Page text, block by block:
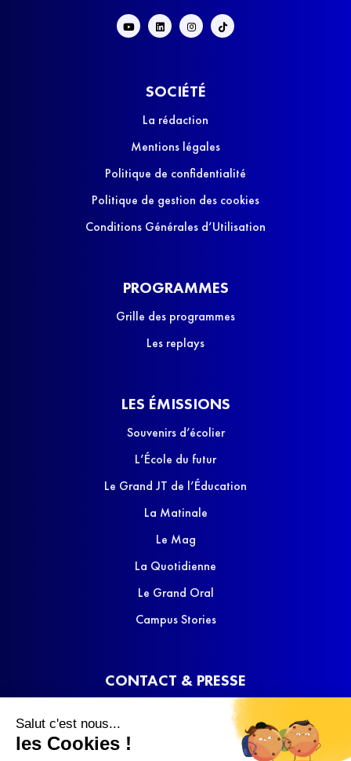
Salut c'est nous...
les Cookies !
SOCIÉTÉ
La rédaction
Mentions légales
Politique de confidentialité
Politique de gestion des cookies
Conditions Générales d’Utilisation
PROGRAMMES
Grille des programmes
Les replays
LES ÉMISSIONS
Souvenirs d’écolier
L’École du futur
Le Grand JT de l’Éducation
La Matinale
Le Mag
La Quotidienne
Le Grand Oral
Campus Stories
CONTACT & PRESSE